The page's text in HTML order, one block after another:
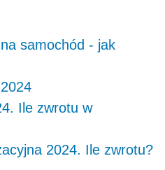
samochód - jak
Ile zwrotu w
2024. Ile zwrotu?